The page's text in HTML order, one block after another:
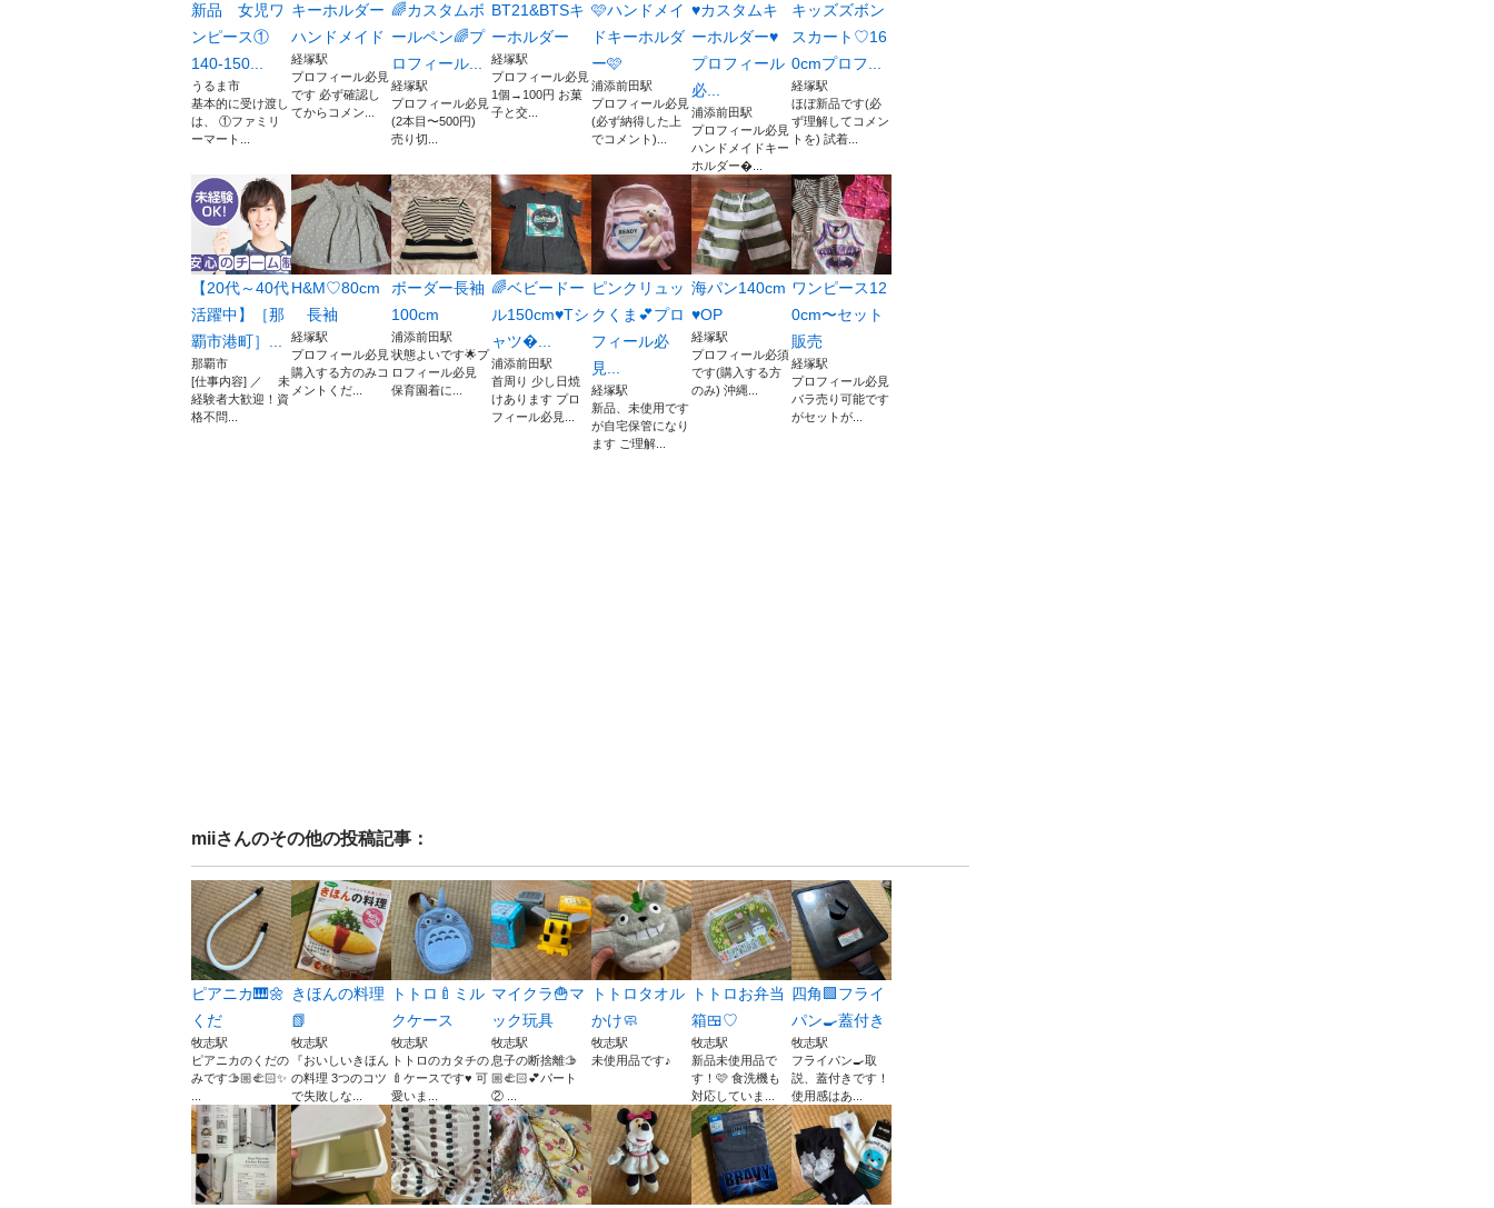
新品 女児ワ
ンピース①
140-150...
うるま市
基本的に受け渡し
は、 ①ファミリ
ーマート...
キーホルダー
ハンドメイド
経塚駅
プロフィール必見
です 必ず確認し
てからコメン...
🌈カスタムボ
ールペン🌈プ
ロフィール...
経塚駅
プロフィール必見
(2本目〜500円)
売り切...
BT21&BTSキ
ーホルダー
経塚駅
プロフィール必見
1個→100円 お菓
子と交...
🩷ハンドメイ
ドキーホルダ
ー🩷
浦添前田駅
プロフィール必見
(必ず納得した上
でコメント)...
♥カスタムキ
ーホルダー♥
プロフィール
必...
浦添前田駅
プロフィール必見
ハンドメイドキー
ホルダー...
キッズズボン
スカート♡16
0cmプロフ...
経塚駅
ほぼ新品です(必
ず理解してコメン
トを) 試着...
【20代～40代
活躍中】［那
覇市港町］...
那覇市
[仕事内容] ／ 未
経験者大歓迎！資
格不問...
H&M♡80cm
長袖
経塚駅
プロフィール必見
購入する方のみコ
メントくだ...
ボーダー長袖
100cm
浦添前田駅
状態よいです🌟プ
ロフィール必見
保育園着に...
🌈ベビードー
ル150cm♥Tシ
ャツ...
浦添前田駅
首周り 少し日焼
けあります プロ
フィール必見...
ピンクリュッ
クくま💕プロ
フィール必
見...
経塚駅
新品、未使用です
が自宅保管になり
ます ご理解...
海パン140cm
♥OP
経塚駅
プロフィール必須
です(購入する方
のみ) 沖縄...
ワンピース12
0cm〜セット
販売
経塚駅
プロフィール必見
バラ売り可能です
がセットが...
miiさんのその他の投稿記事：
ピアニカ🎹🌼
くだ
牧志駅
ピアニカのくだの
みです🫱🏼‍🫲🏻✨
きほんの料理
📗
牧志駅
『おいしいきほん
の料理 3つのコツ
で失敗しな...
トトロ🍼ミル
クケース
牧志駅
トトロのカタチの
🍼ケースです♥︎ 可
愛いま...
マイクラ🍟マ
ック玩具
牧志駅
息子の断捨離🫱
🏼‍🫲🏻💕パート
② ...
トトロタオル
かけ🧼
牧志駅
未使用品です♪
トトロお弁当
箱🍱♡
牧志駅
新品未使用品で
す！🩷 食洗機も
対応していま...
四角🟩フライ
パン🍳蓋付き
牧志駅
フライパン🍳取
説、蓋付きです！
使用感はあ...